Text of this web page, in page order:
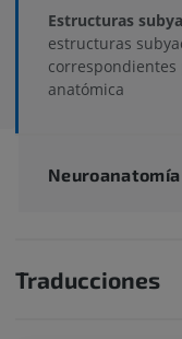
Estructuras
estructuras
anatómica
Traducciones